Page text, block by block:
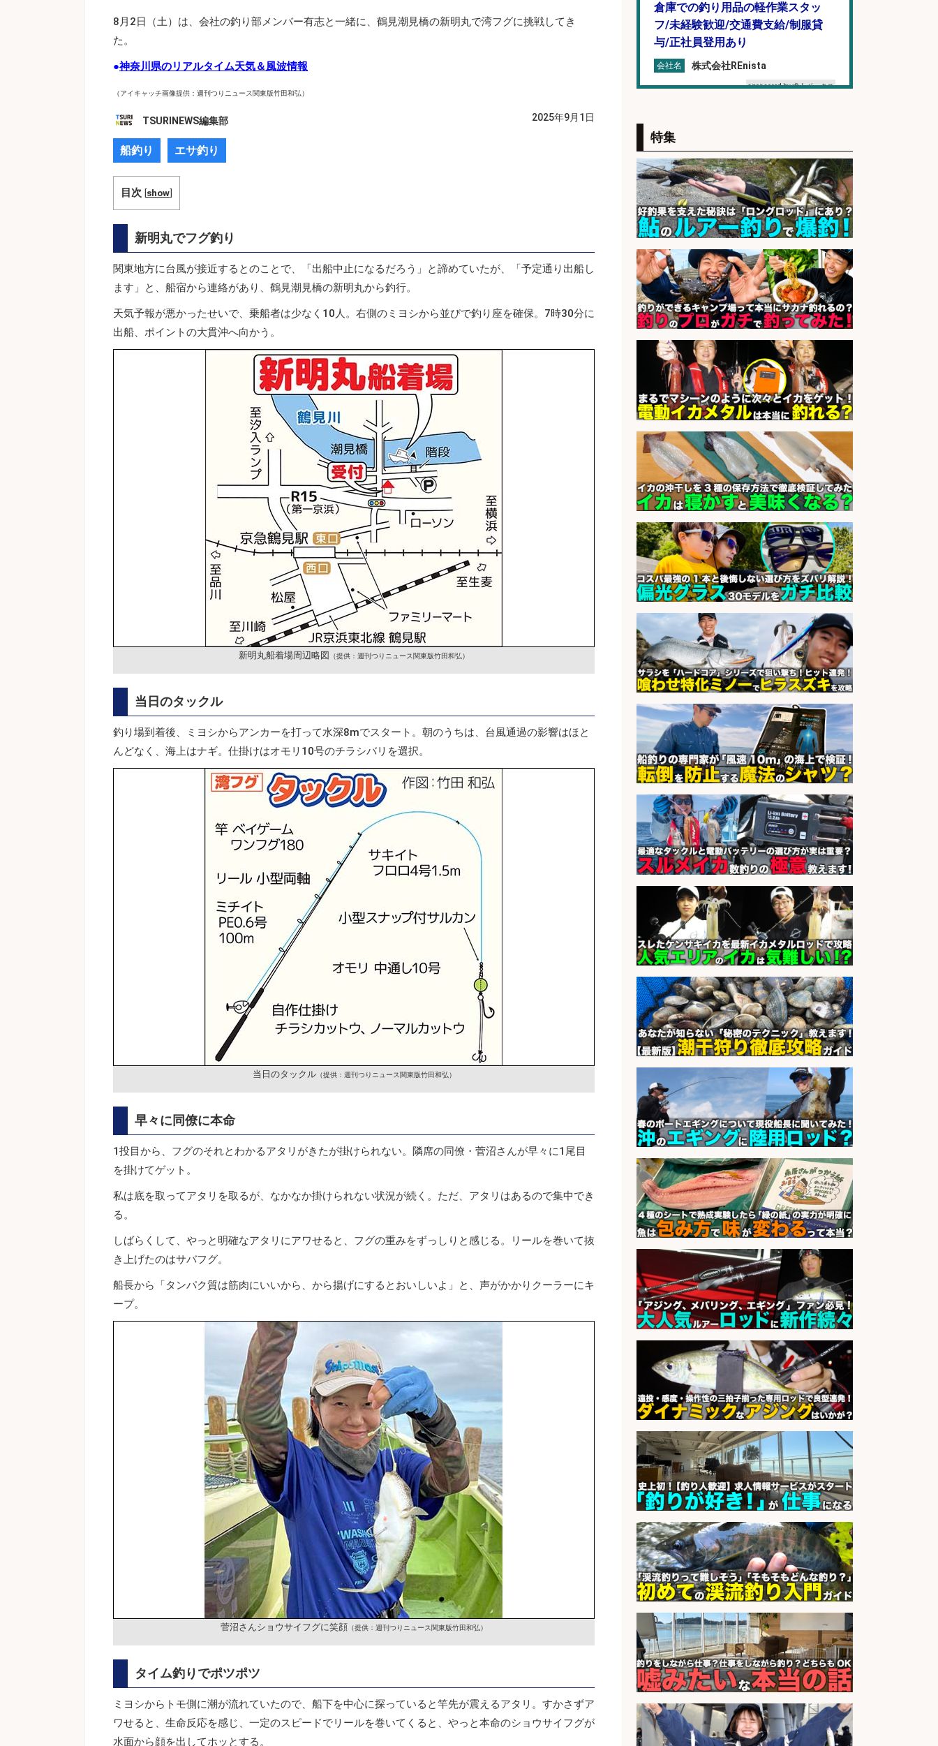
8月2日（土）は、会社の釣り部メンバー有志と一緒に、鶴見潮見橋の新明丸で湾フグに挑戦してき
た。
●神奈川県のリアルタイム天気＆風波情報
（アイキャッチ画像提供：週刊つりニュース関東版竹田和弘）
TSURINEWS編集部 2025年9月1日
船釣り エサ釣り
目次 [show]
新明丸でフグ釣り
関東地方に台風が接近するとのことで、「出船中止になるだろう」と諦めていたが、「予定通り出船し
ます」と、船宿から連絡があり、鶴見潮見橋の新明丸から釣行。
天気予報が悪かったせいで、乗船者は少なく10人。右側のミヨシから並びで釣り座を確保。7時30分に
出船、ポイントの大貫沖へ向かう。
新明丸船着場周辺略図 （提供：週刊つりニュース関東版竹田和弘）
当日のタックル
釣り場到着後、ミヨシからアンカーを打って水深8mでスタート。朝のうちは、台風通過の影響はほと
んどなく、海上はナギ。仕掛けはオモリ10号のチラシバリを選択。
当日のタックル（提供：週刊つりニュース関東版竹田和弘）
早々に同僚に本命
1投目から、フグのそれとわかるアタリがきたが掛けられない。隣席の同僚・菅沼さんが早々に1尾目
を掛けてゲット。
私は底を取ってアタリを取るが、なかなか掛けられない状況が続く。ただ、アタリはあるので集中でき
る。
しばらくして、やっと明確なアタリにアワせると、フグの重みをずっしりと感じる。リールを巻いて抜
き上げたのはサバフグ。
船長から「タンパク質は筋肉にいいから、から揚げにするとおいしいよ」と、声がかかりクーラーにキ
ープ。
菅沼さんショウサイフグに笑顔 （提供：週刊つりニュース関東版竹田和弘）
タイム釣りでポツポツ
ミヨシからトモ側に潮が流れていたので、船下を中心に探っていると竿先が震えるアタリ。すかさずア
ワせると、生命反応を感じ、一定のスピードでリールを巻いてくると、やっと本命のショウサイフグが
水面から顔を出してホッとする。
倉庫での釣り用品の軽作業スタッ
フ/未経験歓迎/交通費支給/制服貸
与/正社員登用あり
会社名 株式会社REnista
sponsored by 求人ボックス
フ/未経験歓迎/交通費支給/制服貸
与/正社員登用あり
会社名 株式会社REnista
sponsored by 求人ボックス
営業事務/釣り具メーカーでの営業
アシスタントのお仕事/残業なし/即
日勤務可/営業事務/軽作業
会社名 株式会社パソナ
sponsored by 求人ボックス
未経験歓迎/釣り具や自動車部品の
NC旋盤オペレーター/残業少なめ/年
休120日以上
会社名 株式会社共進精工
sponsored by 求人ボックス
釣り具のかんたん軽作業/高収入/交
通費支給/制服貸与/正社員登用あり
会社名 株式会社REnista
sponsored by 求人ボックス
配達/ドライバー/ドライバー補助 魚
の梱包 年齢経験不問/完全週休2日で
最低月収33万円保証
会社名 株式会社ワイズ
sponsored by 求人ボックス
EC事業責任者候補/飲食業界向け
市場上場
会社名 株式会社フーディソン
sponsored by 求人ボックス
さらに求人情報を見る
特集